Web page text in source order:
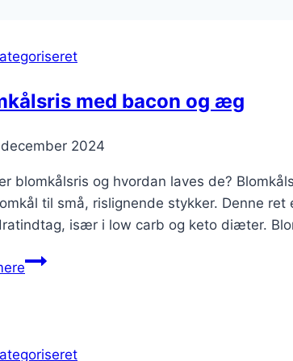
med bacon og æg
2024
blomkålsris og hvordan laves de?
til små, rislignende stykker. Denne
især i low carb og keto diæter.
Blomkålsris
æg